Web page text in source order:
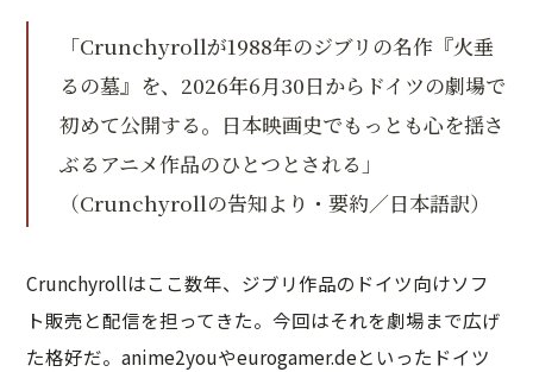
「Crunchyrollが1988年のジブリの名作『火垂
るの墓』を、2026年6月30日からドイツの劇場で
初めて公開する。日本映画史でもっとも心を揺さ
ぶるアニメ作品のひとつとされる」
（Crunchyrollの告知より・要約／日本語訳）
Crunchyrollはここ数年、ジブリ作品のドイツ向けソフ
ト販売と配信を担ってきた。今回はそれを劇場まで広げ
た格好だ。anime2youやeurogamer.deといったドイツ